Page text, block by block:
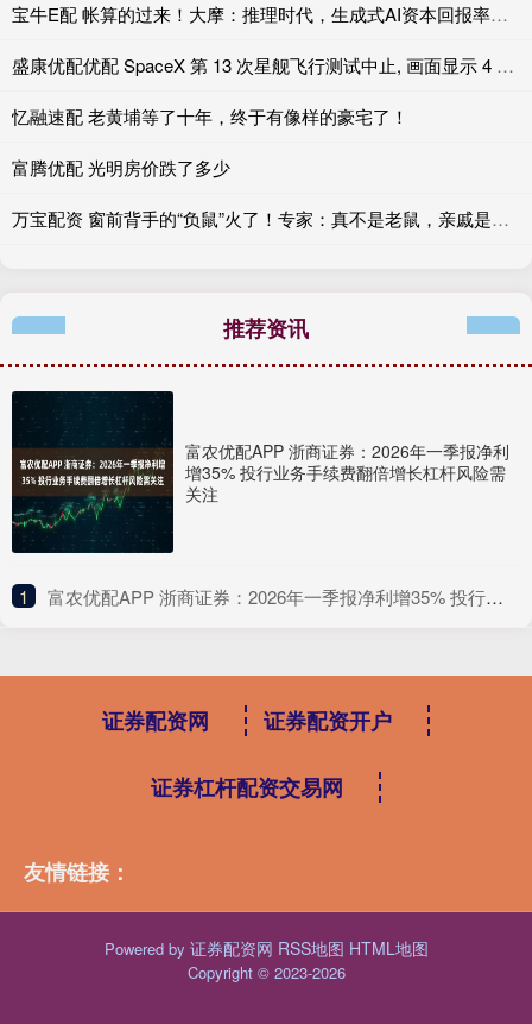
宝牛E配 帐算的过来！大摩：推理时代，生成式AI资本回报率或达25-50%
盛康优配优配 SpaceX 第 13 次星舰飞行测试中止, 画面显示 4 个引擎未点火
忆融速配 老黄埔等了十年，终于有像样的豪宅了！
富腾优配 光明房价跌了多少
万宝配资 窗前背手的“负鼠”火了！专家：真不是老鼠，亲戚是袋鼠
推荐资讯
富农优配APP 浙商证券：2026年一季报净利
增35% 投行业务手续费翻倍增长杠杆风险需
关注
1 ​富农优配APP 浙商证券：2026年一季报净利增35% 投行业务手续费翻倍增长杠杆风险需关注
证券配资网 证券配资开户
证券杠杆配资交易网
友情链接：
Powered by 证券配资网 RSS地图 HTML地图
Copyright © 2023-2026